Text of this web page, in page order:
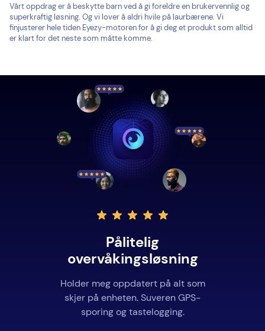
Vårt oppdrag er å beskytte barn ved å gi foreldre en brukervennlig og
superkraftig løsning. Og vi lover å aldri hvile på laurbærene. Vi
finjusterer hele tiden Eyezy-motoren for å gi deg et produkt som alltid
er klart for det neste som måtte komme.
Pålitelig
overvåkingsløsning
Holder meg oppdatert på alt som
skjer på enheten. Suveren GPS-
sporing og tastelogging.